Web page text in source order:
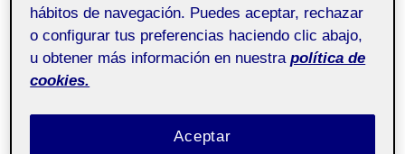
hábitos de navegación. Puedes aceptar, rechazar
o configurar tus preferencias haciendo clic abajo,
u obtener más información en nuestra política de
cookies.
Aceptar